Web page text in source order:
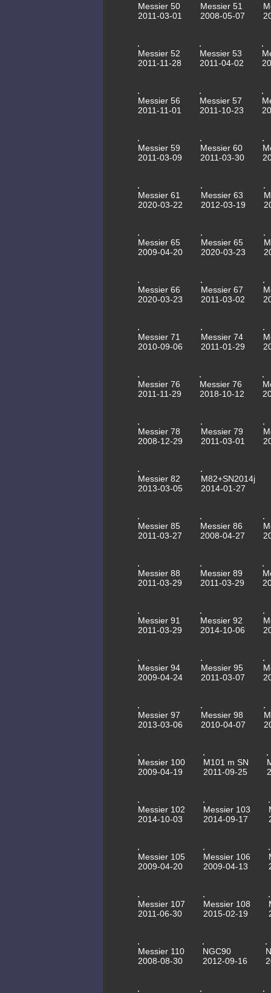
Messier 50
2011-03-01
Messier 51
2008-05-07
Messier 52
2011-11-28
Messier 53
2011-04-02
Messier 56
2011-11-01
Messier 57
2011-10-23
Messier 59
2011-03-09
Messier 60
2011-03-30
Messier 61
2020-03-22
Messier 63
2012-03-19
Messier 65
2009-04-20
Messier 65
2020-03-23
Messier 66
2020-03-23
Messier 67
2011-03-02
Messier 71
2010-09-06
Messier 74
2011-01-29
Messier 76
2011-11-29
Messier 76
2018-10-12
Messier 78
2008-12-29
Messier 79
2011-03-01
Messier 82
2013-03-05
M82+SN2014j
2014-01-27
Messier 85
2011-03-27
Messier 86
2008-04-27
Messier 88
2011-03-29
Messier 89
2011-03-29
Messier 91
2011-03-29
Messier 92
2014-10-06
Messier 94
2009-04-24
Messier 95
2011-03-07
Messier 97
2013-03-06
Messier 98
2010-04-07
Messier 100
2009-04-19
M101 m SN
2011-09-25
Messier 102
2014-10-03
Messier 103
2014-09-17
Messier 105
2009-04-20
Messier 106
2009-04-13
Messier 107
2011-06-30
Messier 108
2015-02-19
Messier 110
2008-08-30
NGC90
2012-09-16